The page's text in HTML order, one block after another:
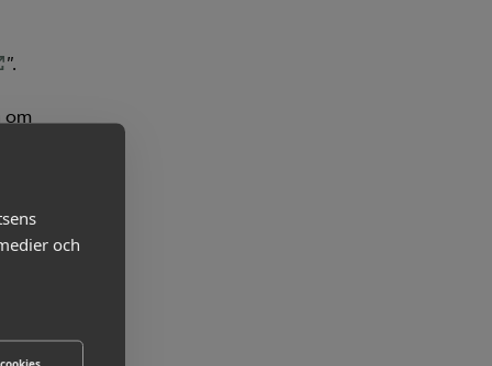
och
”.
om